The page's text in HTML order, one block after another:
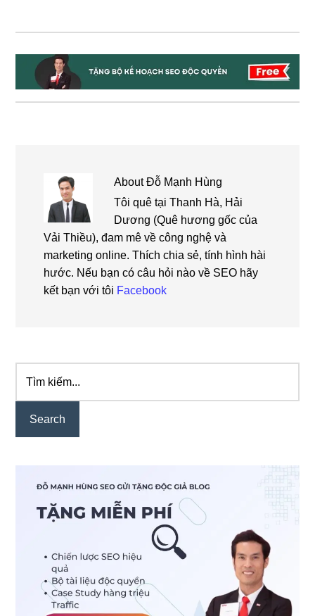
AboutĐỗ Mạnh Hùng
Tôi quê tại Thanh Hà, Hải
Dương (Quê hương gốc của
Vải Thiều), đam mê về công nghệ và
marketing online. Thích chia sẻ, tính hình hài
hước. Nếu bạn có câu hỏi nào về SEO hãy
kết bạn với tôi Facebook
Primary
Sidebar
kiếm...